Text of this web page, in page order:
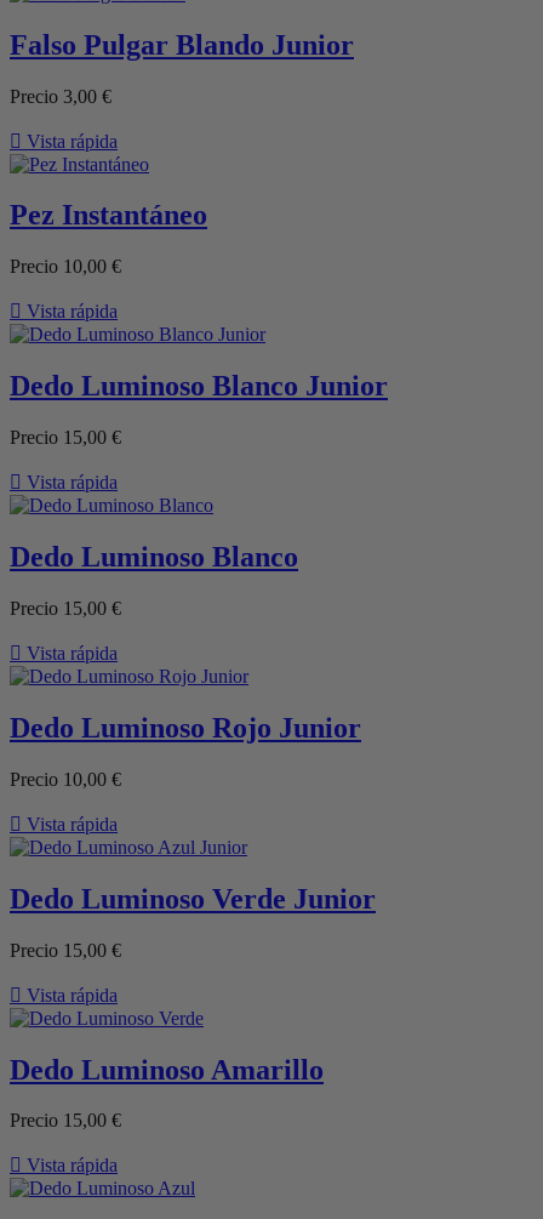
Falso Pulgar Blando Junior
Precio 3,00 €
 Vista rápida
Pez Instantáneo
Precio 10,00 €
 Vista rápida
Dedo Luminoso Blanco Junior
Precio 15,00 €
 Vista rápida
Dedo Luminoso Blanco
Precio 15,00 €
 Vista rápida
Dedo Luminoso Rojo Junior
Precio 10,00 €
 Vista rápida
Dedo Luminoso Verde Junior
Precio 15,00 €
 Vista rápida
Dedo Luminoso Amarillo
Precio 15,00 €
 Vista rápida